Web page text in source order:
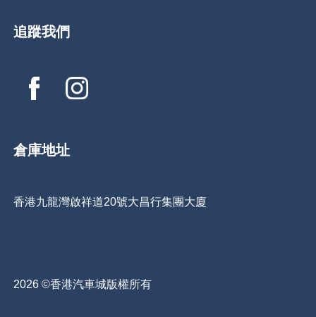
追蹤我們
倉庫地址
香港九龍灣啟祥道20號大昌行集團大廈
2026 ©香港汽車城版權所有